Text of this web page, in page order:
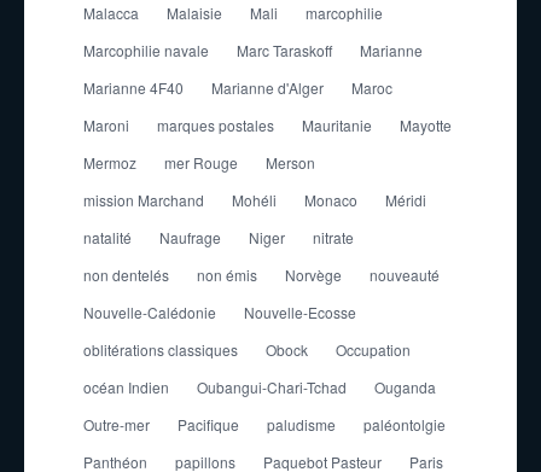
Malacca
Malaisie Mali
marcophilie
Marcophilie navale
Marc Taraskoff
Marianne
Marianne 4F40
Marianne d'Alger
Maroc
Maroni
marques postales Mauritanie
Mayotte
Mermoz
mer Rouge
Merson
mission Marchand
Mohéli Monaco
Méridi
natalité
Naufrage Niger
nitrate
non dentelés
non émis Norvège
nouveauté
Nouvelle-Calédonie
Nouvelle-Ecosse
oblitérations classiques
Obock
Occupation
océan Indien
Oubangui-Chari-Tchad
Ouganda
Outre-mer
Pacifique paludisme
paléontolgie
Panthéon
papillons Paquebot Pasteur Paris